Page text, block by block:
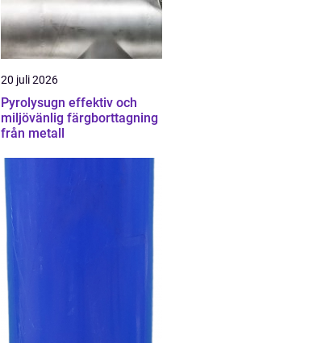
20 juli 2026
Pyrolysugn effektiv och
miljövänlig färgborttagning
från metall